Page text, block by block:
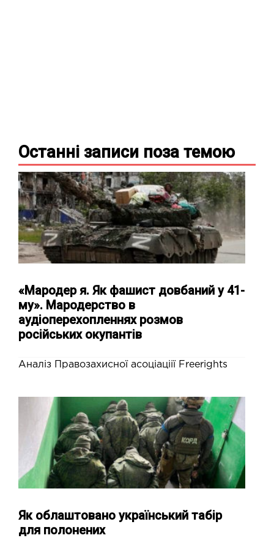
Останні записи поза темою
«Мародер я. Як фашист довбаний у 41-
му». Мародерство в
аудіоперехопленнях розмов
російських окупантів
Аналіз Правозахисної асоціаціії Freerights
Як облаштовано український табір
для полонених